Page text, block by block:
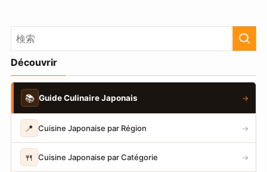
Découvrir
📚 Guide Culinaire Japonais →
📍 Cuisine Japonaise par Région →
🍴 Cuisine Japonaise par Catégorie →